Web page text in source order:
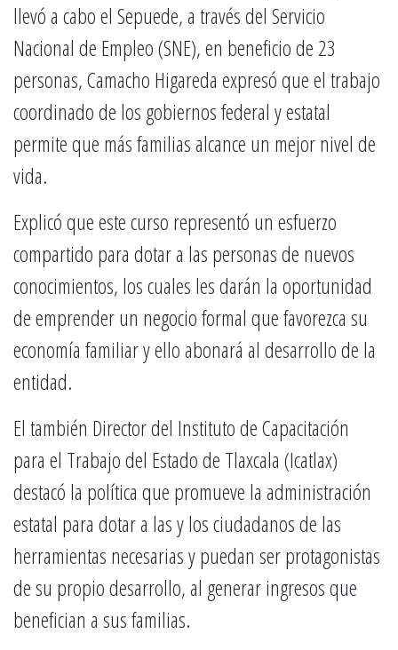
llevó a cabo el Sepuede, a través del Servicio
Nacional de Empleo (SNE), en beneficio de 23
personas, Camacho Higareda expresó que el trabajo
coordinado de los gobiernos federal y estatal
permite que más familias alcance un mejor nivel de
vida.
Explicó que este curso representó un esfuerzo
compartido para dotar a las personas de nuevos
conocimientos, los cuales les darán la oportunidad
de emprender un negocio formal que favorezca su
economía familiar y ello abonará al desarrollo de la
entidad.
El también Director del Instituto de Capacitación
para el Trabajo del Estado de Tlaxcala (Icatlax)
destacó la política que promueve la administración
estatal para dotar a las y los ciudadanos de las
herramientas necesarias y puedan ser protagonistas
de su propio desarrollo, al generar ingresos que
benefician a sus familias.